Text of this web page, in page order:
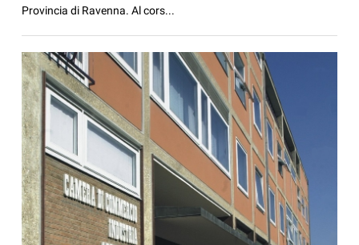
Provincia di Ravenna. Al cors...